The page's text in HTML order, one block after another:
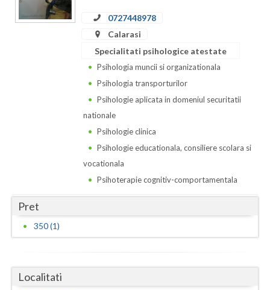
Harghita
Hunedoara
Iasi
0727448978
Calarasi
Specialitati psihologice atestate
Psihologia muncii si organizationala
Psihologia transporturilor
Psihologie aplicata in domeniul securitatii
nationale
Psihologie clinica
Psihologie educationala, consiliere scolara si
vocationala
Psihoterapie cognitiv-comportamentala
Pret
350 (1)
Localitati